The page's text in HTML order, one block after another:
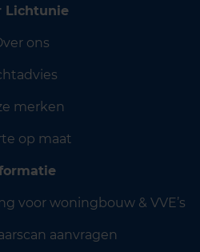
Lichtunie
ons
merken
op maat
voor woningbouw & VVE’s
aanvragen